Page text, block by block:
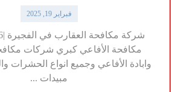
فبراير 19, 2025
مكافحة الأفاعي كبري شركات
وابادة الأفاعي وجميع انواع الحشرات
مبيدات ...